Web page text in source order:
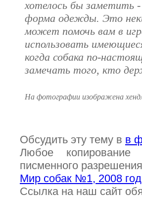
хотелось бы заметить
форма одежды. Это
может помочь вам в
использовать
когда собака по-
замечать того, кто
На фотографии изображена
Обсудить эту тему в в
Любое
писменного
Мир собак №1, 2008
Ссылка на наш сайт